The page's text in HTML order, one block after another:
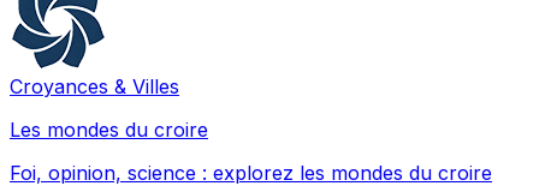
Croyances & Villes
Les mondes du croire
Foi, opinion, science : explorez les mondes du croire